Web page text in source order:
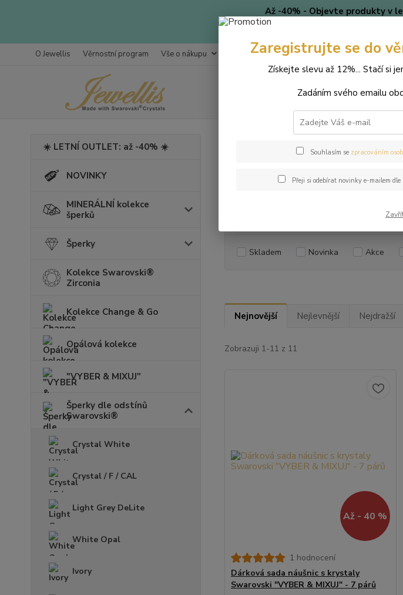
Až -40% - Objevte produkty v
O Jewellis Věrnostní program Vše o nákupu Kontakty 🎄 VÁNOCE Blog
☀️ LETNÍ OUTLET: až -40% ☀️
NOVINKY
MINERÁLNÍ kolekce
šperků
Šperky
Kolekce Swarovski®
Zirconia
Kolekce Change & Go
Opálová kolekce
"VYBER & MIXUJ"
Šperky dle odstínů
Swarovski®
Crystal White
Crystal / F / CAL
Light Grey DeLite
White Opal
Ivory
Crystal Heliotrope
Skladem Novinka Akce
Nejnovější Nejlevnější Nejdražší
Zobrazuji 1-11 z 11
Až - 40 %
1 hodnocení
Dárková sada náušnic s krystaly
Swarovski "VYBER & MIXUJ" - 7 párů
Zaregistrujte se do
Získejte slevu až 12%... Stačí si
Zadáním svého emailu
Souhlasím se zpracováním
Přeji si odebírat novinky e-mailem dle